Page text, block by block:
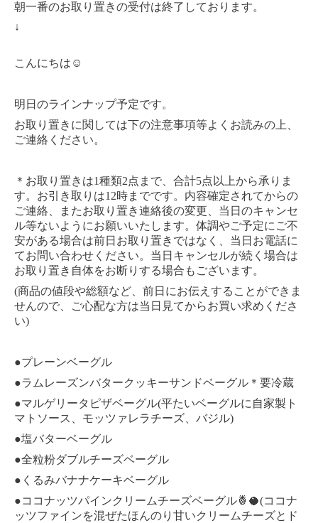
朝一番のお取り置きの受付は終了しております。
↓
こんにちは☺︎
明日のラインナップ予定です。
お取り置きに関しては下の注意事項等よくお読みの上、
ご連絡ください。
＊お取り置きは1種類2点まで、合計5点以上から承りま
す。お引き取りは12時までです。内容確定されてからの
ご連絡、またお取り置き連絡後の変更、当日のキャンセ
ル等ないようにお願いいたします。体調やご予定にご不
安がある場合は前日お取り置きではなく、当日お電話に
てお問い合わせください。当日キャンセルが続く場合は
お取り置き自体をお断りする場合もございます。
(商品の値段や総額など、前日にお伝えすることができま
せんので、ご心配な方は当日見てからお買い求めくださ
い)
●プレーンベーグル
●ラムレーズンバタークッキーサンドベーグル＊要冷蔵
●マルゲリータピザベーグル(平たいベーグルに自家製ト
マトソース、モッツァレラチーズ、バジル)
●塩バターベーグル
●全粒粉ダブルチーズベーグル
●くるみバナナケーキベーグル
●ココナッツパインクリームチーズベーグル🍍🥥(ココナ
ッツファインを混ぜたほんのり甘いクリームチーズとド